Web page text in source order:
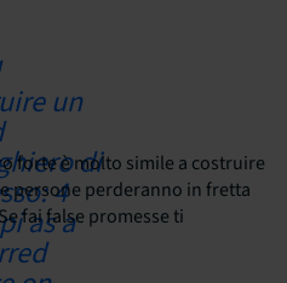
forte è molto simile a costruire
persone perderanno in fretta
fai false promesse ti